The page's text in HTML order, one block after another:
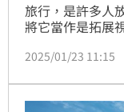
旅行，是許多人
將它當作是拓展
2025/01/23 11:15